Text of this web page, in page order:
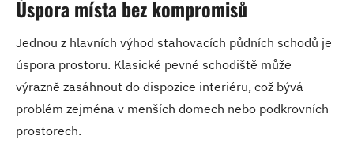
Úspora místa bez kompromisů
Jednou z hlavních výhod stahovacích půdních schodů je
úspora prostoru. Klasické pevné schodiště může
výrazně zasáhnout do dispozice interiéru, což bývá
problém zejména v menších domech nebo podkrovních
prostorech.